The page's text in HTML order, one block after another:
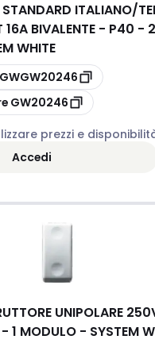
STANDARD ITALIANO/
BIVALENTE - P40 - 2
WHITE
GWGW20246
GW20246
prezzi e
Accedi
UNIPOLARE
1 MODULO - SYSTEM